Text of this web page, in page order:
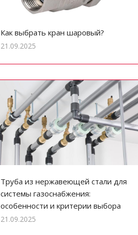
Как выбрать кран шаровый?
21.09.2025
Труба из нержавеющей стали для
системы газоснабжения:
особенности и критерии выбора
21.09.2025